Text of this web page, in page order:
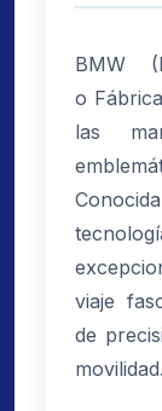
BMW
o
las
viaje
de
movilidad.